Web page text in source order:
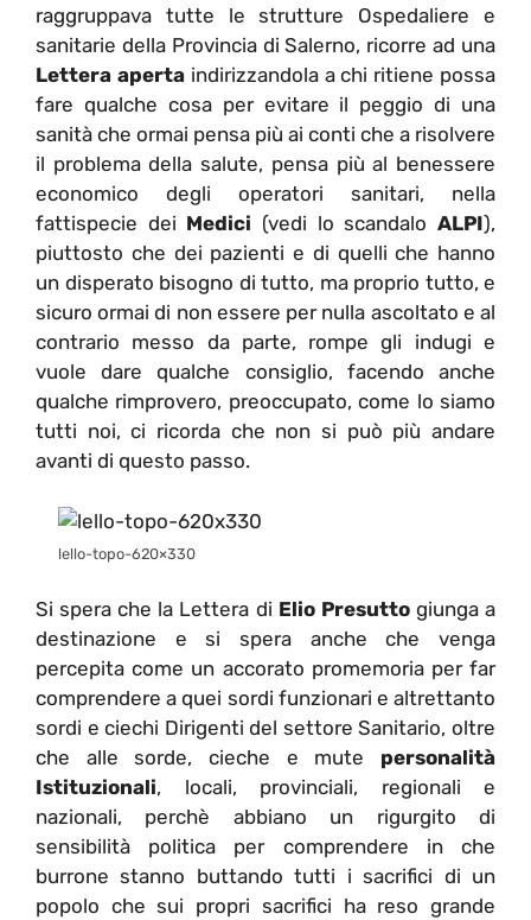
raggruppava tutte le strutture Ospedaliere e
sanitarie della Provincia di Salerno, ricorre ad una
Lettera apertaindirizzandola a chi ritiene possa
fare qualche cosa per evitare il peggio di una
sanità che ormai pensa più ai conti che a risolvere
il problema della salute, pensa più al benessere
economico degli operatori sanitari, nella
fattispecie dei Medici (vedi lo scandaloALPI),
piuttosto che dei pazienti e di quelli che hanno
un disperato bisogno di tutto, ma proprio tutto, e
sicuro ormai di non essere per nulla ascoltato e al
contrario messo da parte, rompe gli indugi e
vuole dare qualche consiglio, facendo anche
qualche rimprovero, preoccupato, come lo siamo
tutti noi, ci ricorda che non si può più andare
avanti di questo passo.
lello-topo-620×330
Si spera che la Lettera di Elio Presuttogiunga a
destinazione e si spera anche che venga
percepita come un accorato promemoria per far
comprendere a quei sordi funzionari e altrettanto
sordi e ciechi Dirigenti del settore Sanitario, oltre
che alle sorde, cieche e mute personalità
Istituzionali, locali, provinciali, regionali e
nazionali, perchè abbiano un rigurgito di
sensibilità politica per comprendere in che
burrone stanno buttando tutti i sacrifici di un
popolo che sui propri sacrifici ha reso grande